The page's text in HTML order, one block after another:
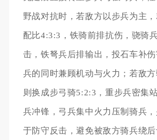
野战对抗时，若敌方以步兵为主
配比4:3:3，铁骑前排抗伤，骁骑
击，铁弩兵后排输出，投石车补
兵的同时兼顾机动与火力；若敌方
则换成步弓骑5:2:3，重步兵密集
兵冲锋，弓兵集中火力压制骑兵，
于防守反击，避免被敌方骑兵绕